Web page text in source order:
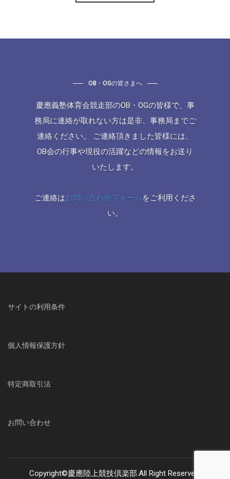
OB・OGの皆さまへ
慶應義塾体育会競走部のOB・OGの皆様で、事
務局に連絡が取れない方は是非、事務局までご
連絡ください。 ご連絡頂きました皆様には、
OB会の行事や現役の活躍などの情報をお送り
いたします。
ご連絡はお問い合わせフォームをご利用くださ
い。
サイトの利用条件
個人情報保護方針
特定商取引法
お問い合わせ
Copyright©慶應陸上競技倶楽部.All Right Reserved.